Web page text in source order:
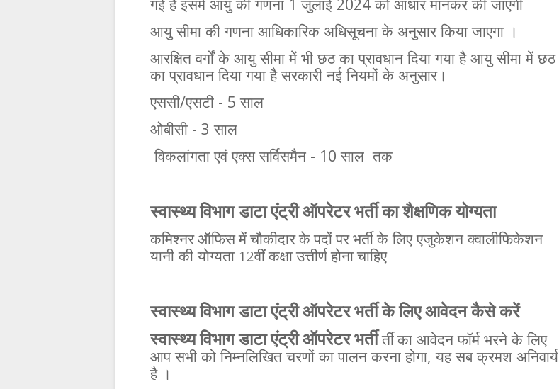
गई है इसमें आयु की गणना जुलाई को आधार मानकर की जाएगी
आयु सीमा की गणना आधिकारिक अधिसूचना के अनुसार किया जाएगा ।
आरक्षित वर्गों के आयु सीमा में भी छठ का प्रावधान दिया गया है आयु सीमा में छठ
का प्रावधान दिया गया है सरकारी नई नियमों के अनुसार।
एससी/एसटी - 5साल
ओबीसी - 3साल
विकलांगता एवं एक्स सर्विसमैन - 10साल तक
स्वास्थ्य विभाग डाटा एंट्री ऑपरेटर भर्ती का शैक्षणिक योग्यता
कमिश्नर ऑफिस में चौकीदार के पदों पर भर्ती के लिए एजुकेशन क्वालीफिकेशन
यानी की योग्यता 12वीं कक्षा उत्तीर्ण होना चाहिए
स्वास्थ्य विभाग डाटा एंट्री ऑपरेटर भर्ती के लिए आवेदन कैसे करें
स्वास्थ्य विभाग डाटा एंट्री ऑपरेटर भर्तीर्ती का आवेदन फॉर्म भरने के लिए
आप सभी को निम्नलिखित चरणों का पालन करना होगा,यह सब क्रमश अनिवार्य
है ।